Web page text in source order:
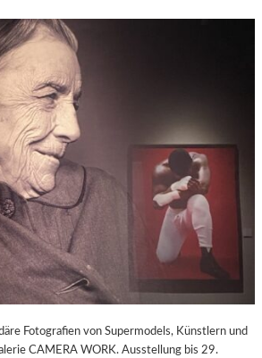
Fotografien von Supermodels, Künstlern und
CAMERA WORK. Ausstellung bis 29.